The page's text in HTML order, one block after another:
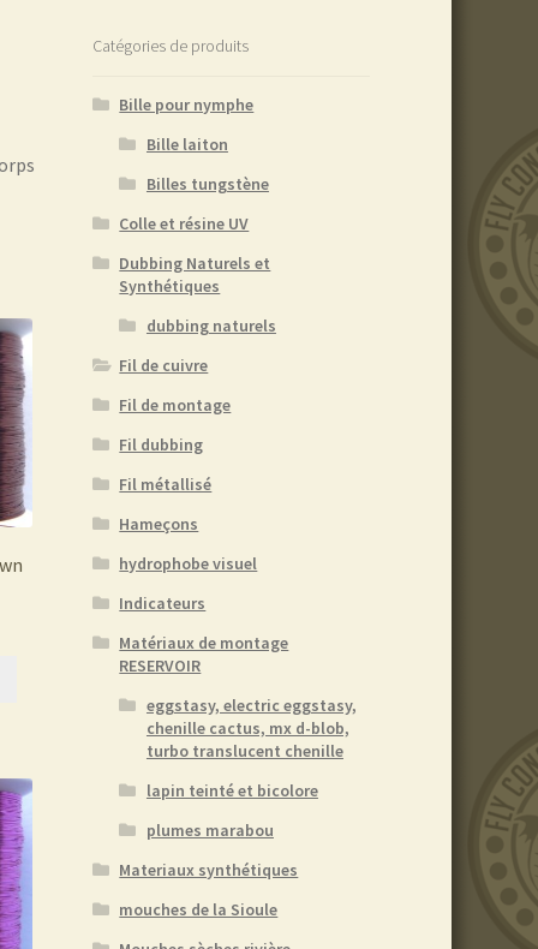
Catégories de produits
Bille pour nymphe
Bille laiton
Billes tungstène
Colle et résine UV
Dubbing Naturels et
Synthétiques
dubbing naturels
Fil de cuivre
Fil de montage
Fil dubbing
Fil métallisé
Hameçons
hydrophobe visuel
Indicateurs
Matériaux de montage
RESERVOIR
eggstasy, electric eggstasy,
chenille cactus, mx d-blob,
turbo translucent chenille
lapin teinté et bicolore
plumes marabou
Materiaux synthétiques
mouches de la Sioule